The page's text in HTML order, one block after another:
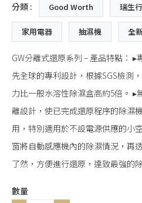
分類 : Good Worth 瑞生行
家用電器 抽濕機 全
GW分離式還原系列 – 產品特點：
先全球的專利設計，根據SGS檢測
力比一般水溶性除濕盒高約5倍。
離設計，使已完成還原程序的除濕
用，特別適用於不設電源供應的小
窗將自動感應機內的除濕情況，再
了然，方便進行還原，達致最強的
數量